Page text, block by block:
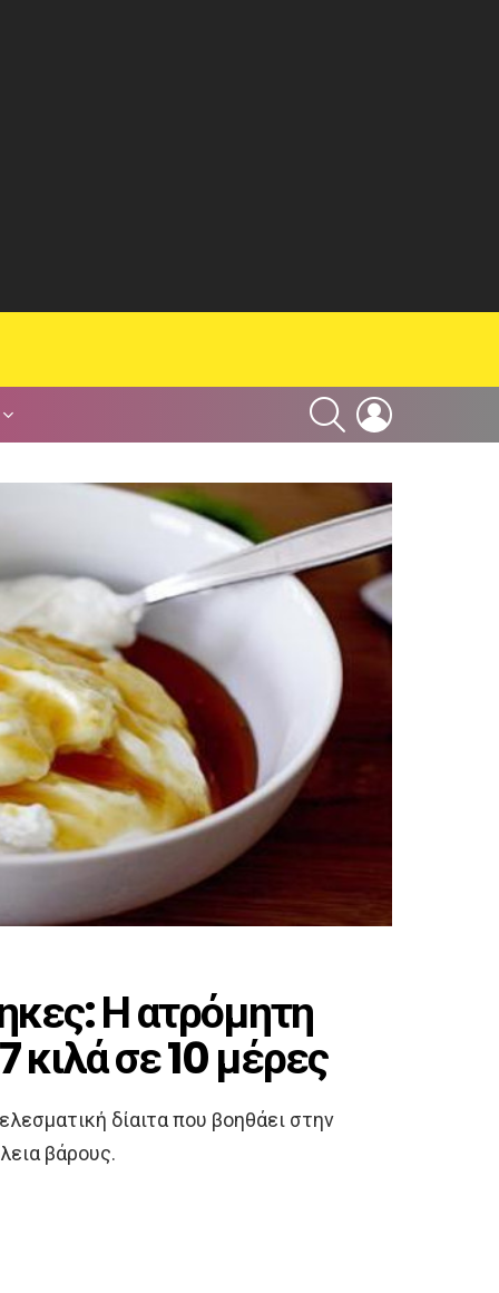
SEARCH
Η ατρόμητη
κιλά σε 10 μέρες
δίαιτα που βοηθάει στην
βάρους.